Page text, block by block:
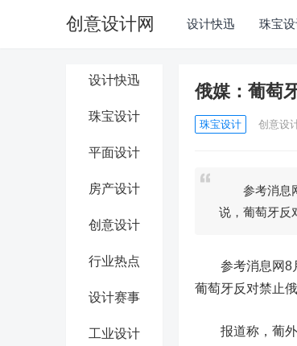
创意设计网 设计快迅 珠宝
设计快迅
珠宝设计
平面设计
房产设计
创意设计
行业热点
设计赛事
工业设计
俄媒：葡萄
珠宝设计 创意设
参考消息网
说，葡萄牙反
参考消息网8
葡萄牙反对禁止
报道称，葡外